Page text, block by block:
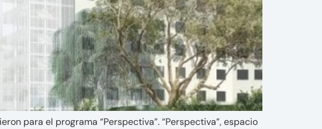
para el programa “Perspectiva”. “Perspectiva”, espacio